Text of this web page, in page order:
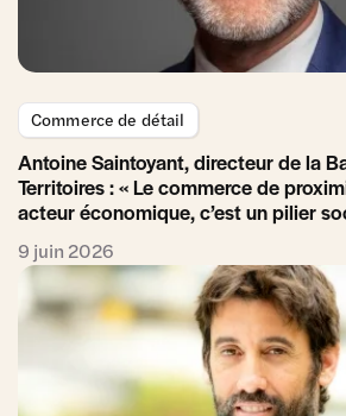
Commerce de détail
Antoine Saintoyant, directeur de la
Territoires : « Le commerce de
acteur économique, c’est un pilier
9 juin 2026